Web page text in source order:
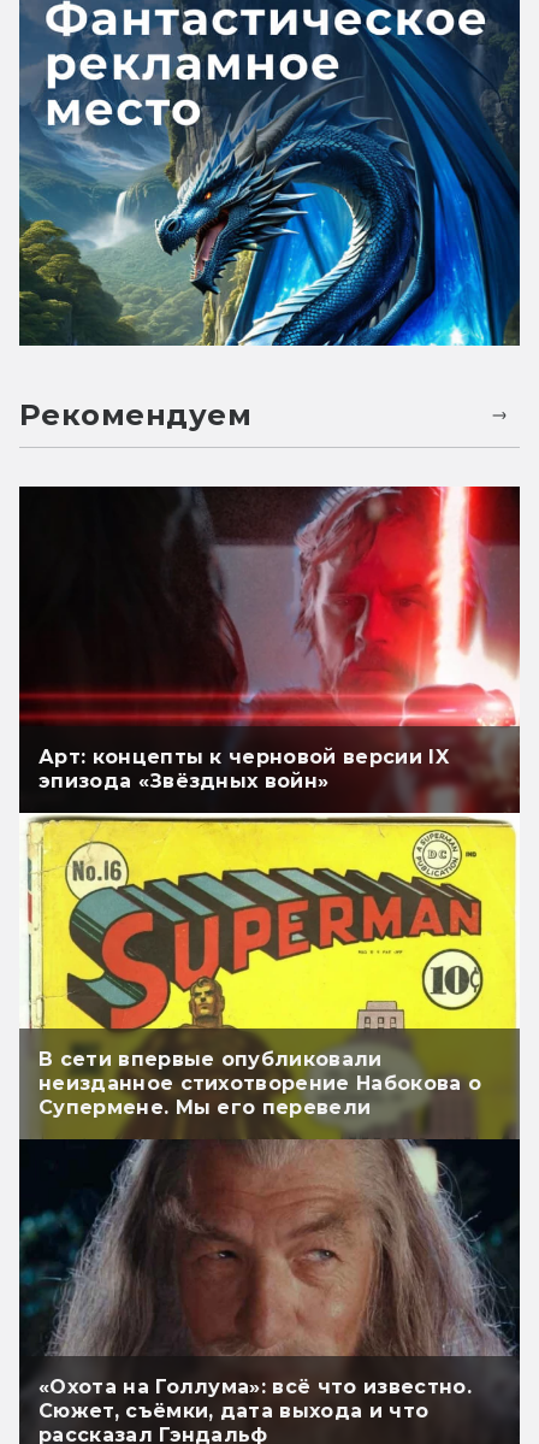
Рекомендуем
Арт: концепты к черновой версии IX
эпизода «Звёздных войн»
В сети впервые опубликовали
неизданное стихотворение Набокова о
Супермене. Мы его перевели
«Охота на Голлума»: всё что известно.
Сюжет, съёмки, дата выхода и что
рассказал Гэндальф